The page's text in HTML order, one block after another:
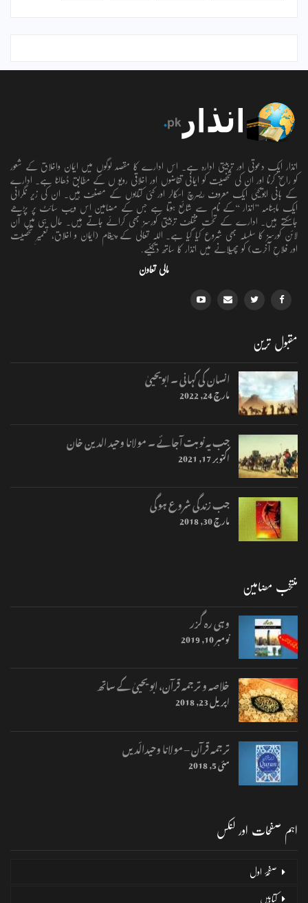
انذار ایک دعوتی اور تربیتی ادارہ ہے۔ اس ادارے کا مقصد لوگوں میں ایمان واخلاق کے شعور
کو راسخ کرنا اور ان کی شخصیت کو ایمانی تقاضوں اور اخلاقی رویو ں کے مطابق ڈھالنا ہے۔ ادارے
کے بانی ابویحییٰ ایک معروف ریسرچ اسکالر اور کئی کتابوں کے مصنف ہیں۔ ان کی زیر نگرانی
ایک ماہنامہ ’’انذار ‘‘کے نام سے شائع ہوتا ہے جس کے مضامین اس ویب سائٹ پر پڑھے
جاسکتے ہیں۔ ادارے کے تحت مختلف تربیتی کورسز بھی کرائے جاتے ہیں۔ حال ہی میں آن
لائن کورسز کا سلسلہ بھی شروع کیا گیا ہے۔ اللہ تعالٰی کے پیغام (ایمان و اخلاق، تعمیرِ شخصیت
اور فلاحِ آخرت) کو پھیلانے میں انذار کا ساتھ دیجئیے.
مالی تعاون
مقبول ترین
انسان کی کہانی ۔ ابویحییٰ
مارچ 24, 2022
جب یہ نوبت آجائے ۔ مولانا وحید الدین خان
اکتوبر 17, 2021
جب زندگی شروع ہوگی
مارچ 30, 2018
منتخب مضامین
وہی رہ گزر
نومبر 10, 2019
خلاصہ و ترجمہ قرآن، ابو یحییٰ کے ساتھ
اپریل 23, 2018
ترجمہ قرآن – مولانا وحیدالّدیں
مئی 5, 2018
اہم صفحات اور لنکس
صفحۂ اول
کتابیں